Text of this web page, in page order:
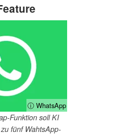
ⓘ WhatsApp
Funktion soll KI
fünf WahtsApp-